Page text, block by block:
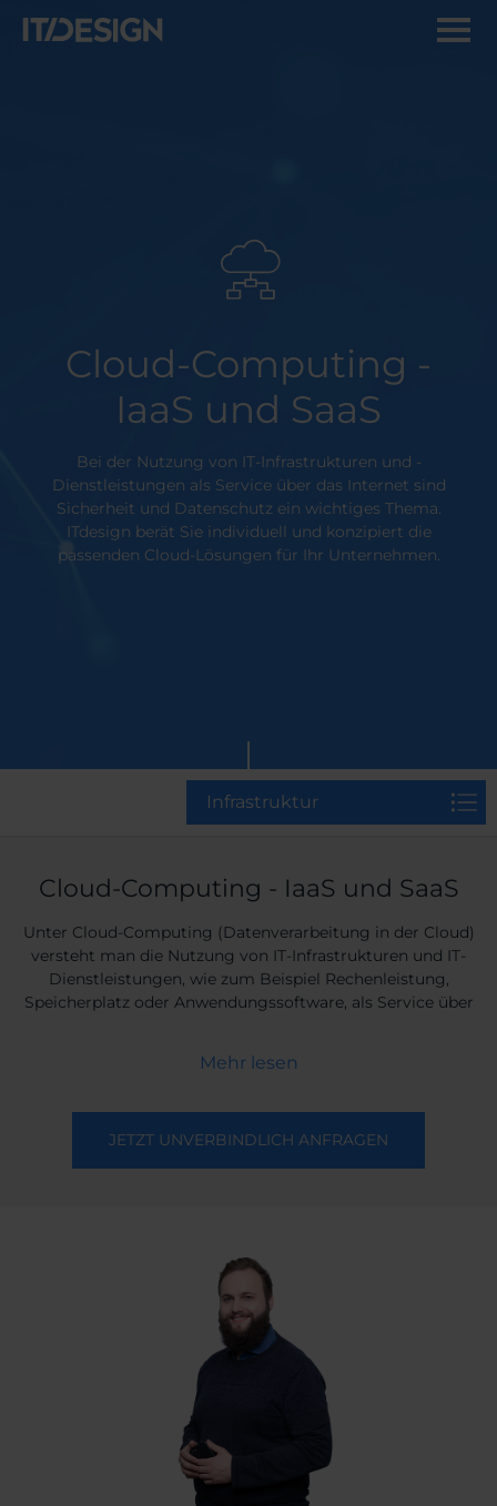
Cloud-Computing -
IaaS und SaaS
Bei der Nutzung von IT-Infrastrukturen und -
Dienstleistungen als Service über das Internet sind
Sicherheit und Datenschutz ein wichtiges Thema.
ITdesign berät Sie individuell und konzipiert die
passenden Cloud-Lösungen für Ihr Unternehmen.
Infrastruktur
Cloud-Computing - IaaS und SaaS
Unter Cloud-Computing (Datenverarbeitung in der Cloud)
versteht man die Nutzung von IT-Infrastrukturen und IT-
Dienstleistungen, wie zum Beispiel Rechenleistung,
Speicherplatz oder Anwendungssoftware, als Service über
sondern als Dienst online gemietet und bedarfsgerecht
sich also um das Outsourcen von Soft- oder Hardware ins
Internet zu einem externen Cloud-Computing-Anbieter. Bei
der Auswahl eines solchen ist es besonders wichtig, hohe
insbesondere zwischen IaaS und SaaS unterschieden. IaaS
(Infrastructure as a Service), früher Hosting genannt,
bezeichnet vereinfacht gesagt die Bereitstellung einer
nutzbaren Computinginfrastruktur (Hardware), also
Rechenleistung und Speicher. Bei SaaS (Software as a
Service) oder auch Software on demand werden
Anwendungen (Software), wie etwa Microsoft Office 365,
bedarfsorientiert zur Verfügung gestellt.
Mehr lesen
JETZT UNVERBINDLICH ANFRAGEN